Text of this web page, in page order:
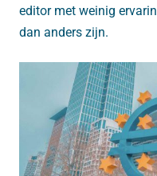
editor met weinig
dan anders zijn.